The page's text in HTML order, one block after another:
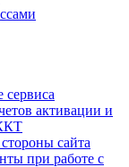
сервиса
активации и
сайта
при работе с